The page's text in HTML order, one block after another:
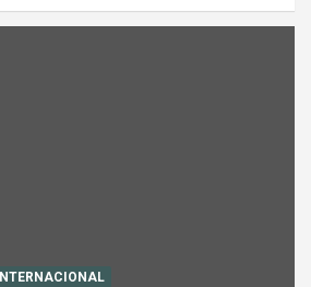
INTERNACIONAL